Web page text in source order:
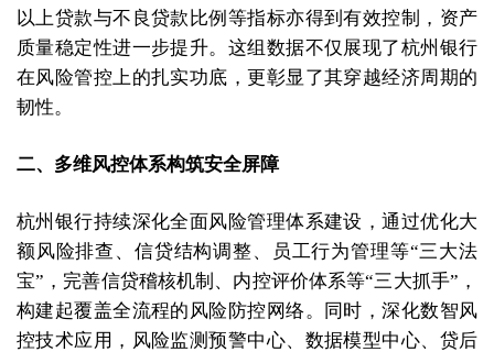
以上贷款与不良贷款比例等指标亦得到有效控制，资产
质量稳定性进一步提升。这组数据不仅展现了杭州银行
在风险管控上的扎实功底，更彰显了其穿越经济周期的
韧性。
二、多维风控体系构筑安全屏障
杭州银行持续深化全面风险管理体系建设，通过优化大
额风险排查、信贷结构调整、员工行为管理等“三大法
宝”，完善信贷稽核机制、内控评价体系等“三大抓手”，
构建起覆盖全流程的风险防控网络。同时，深化数智风
控技术应用，风险监测预警中心、数据模型中心、贷后